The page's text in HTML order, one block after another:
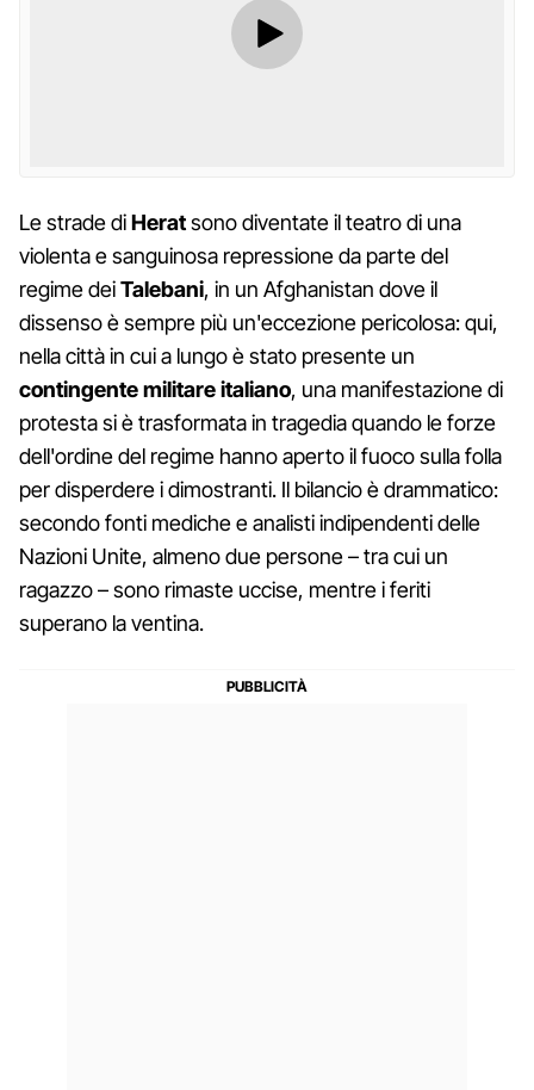
Le strade diHeratsono diventate il teatro di una
violenta e sanguinosa repressione da parte del
regime deiTalebani, in un Afghanistan dove il
dissenso è sempre più un'eccezione pericolosa: qui,
nella città in cui a lungo è stato presente un
contingente militare italiano, una manifestazione di
protesta si è trasformata in tragedia quando le forze
dell'ordine del regime hanno aperto il fuoco sulla folla
per disperdere i dimostranti. Il bilancio è drammatico:
secondo fonti mediche e analisti indipendenti delle
Nazioni Unite, almeno due persone – tra cui un
ragazzo – sono rimaste uccise, mentre i feriti
superano la ventina.